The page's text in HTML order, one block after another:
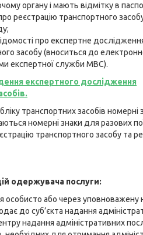
органу і мають відмітку в
реєстрацію транспортного
про експертне
засобу (вноситься до
експертної служби МВС).
експертного дослідження
транспортних засобів номерні
номерні знаки для разових
транспортного засобу та
одержувача послуги:
особисто або через уповноважену
до суб’єкта надання
надання адміністративних